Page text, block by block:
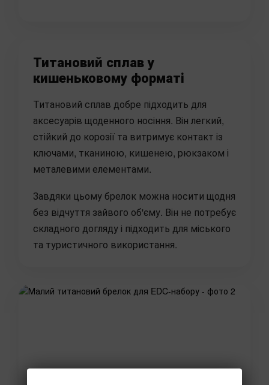
Титановий сплав у
кишеньковому форматі
Титановий сплав добре підходить для
аксесуарів щоденного носіння. Він легкий,
стійкий до корозії та витримує контакт із
ключами, тканиною, кишенею, рюкзаком і
металевими елементами.
Завдяки цьому брелок можна носити щодня
без відчуття зайвого об'єму. Він не потребує
складного догляду і підходить для міського
та туристичного використання.